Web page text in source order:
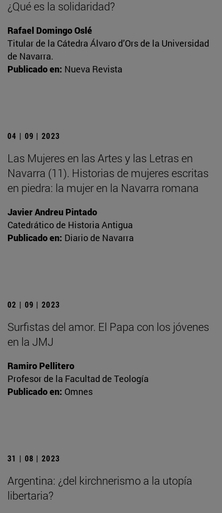
¿Qué es la solidaridad?
Rafael Domingo Oslé
Titular de la Cátedra Álvaro d’Ors de la Universidad
de Navarra.
Publicado en: Nueva Revista
04 | 09 | 2023
Las Mujeres en las Artes y las Letras en
Navarra (11). Historias de mujeres escritas
en piedra: la mujer en la Navarra romana
Javier Andreu Pintado
Catedrático de Historia Antigua
Publicado en: Diario de Navarra
02 | 09 | 2023
Surfistas del amor. El Papa con los jóvenes
en la JMJ
Ramiro Pellitero
Profesor de la Facultad de Teología
Publicado en: Omnes
31 | 08 | 2023
Argentina: ¿del kirchnerismo a la utopía
libertaria?